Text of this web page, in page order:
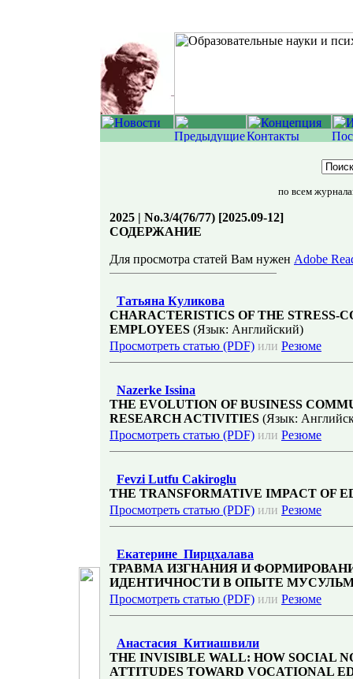
по всем
2025 | No.3/4(76/77) [2025.09-12]
СОДЕРЖАНИЕ
Для просмотра статей Вам нужен Adobe
Татьяна Куликова
CHARACTERISTICS OF THE STRESS-
EMPLOYEES (Язык: Английский)
Просмотреть статью (PDF) или Резюме
Nazerke Issina
THE EVOLUTION OF BUSINESS
RESEARCH ACTIVITIES (Язык:
Просмотреть статью (PDF) или Резюме
Fevzi Lutfu Cakiroglu
THE TRANSFORMATIVE IMPACT OF
Просмотреть статью (PDF) или Резюме
Екатерине Пирцхалава
ТРАВМА ИЗГНАНИЯ И
ИДЕНТИЧНОСТИ В ОПЫТЕ
Просмотреть статью (PDF) или Резюме
Анастасия Китиашвили
THE INVISIBLE WALL: HOW SOCIAL
ATTITUDES TOWARD VOCATIONAL